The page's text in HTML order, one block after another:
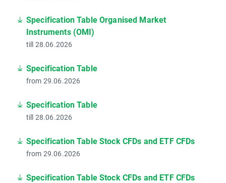
Specification Table Organised Market
Instruments (OMI)
till 28.06.2026
Specification Table
from 29.06.2026
Specification Table
till 28.06.2026
Specification Table Stock CFDs and ETF CFDs
from 29.06.2026
Specification Table Stock CFDs and ETF CFDs